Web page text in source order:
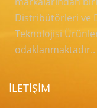
Distribütörleri ve
Teknolojisi Ürünler
odaklanmaktadır..
İLETİŞİM